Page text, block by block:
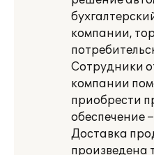
компании,
Сотрудники
компании
приобрести
обеспечение
Доставка
произведена